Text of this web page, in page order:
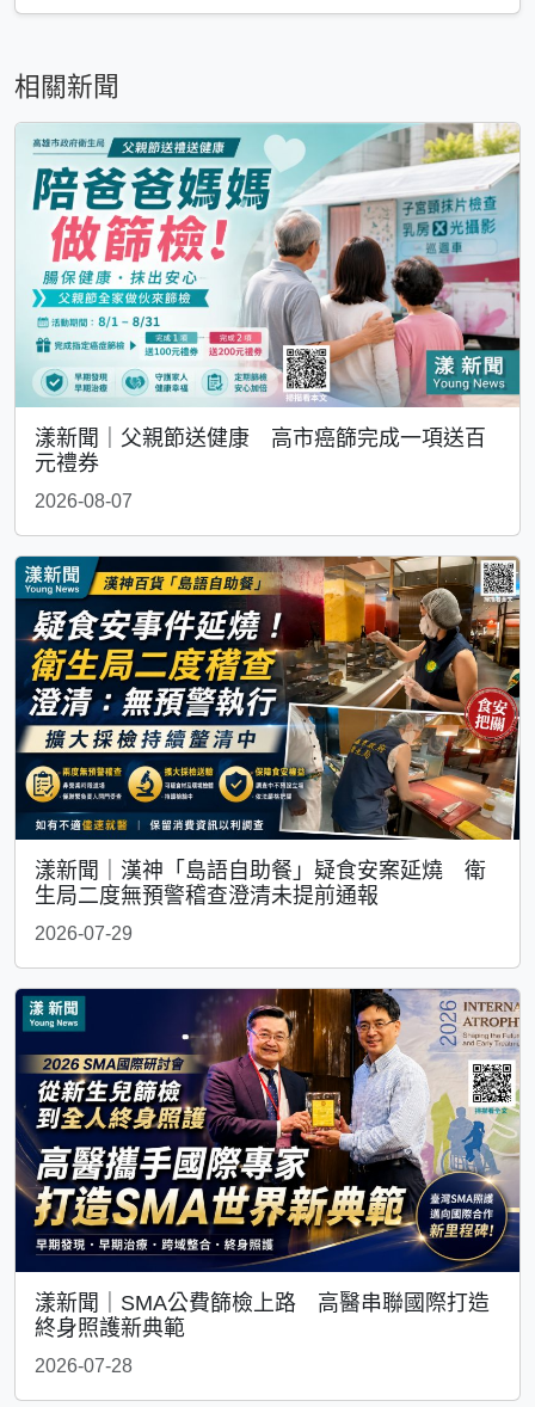
相關新聞
漾新聞｜父親節送健康 高市癌篩完成一項送百
元禮券
2026-08-07
漾新聞｜漢神「島語自助餐」疑食安案延燒 衛
生局二度無預警稽查澄清未提前通報
2026-07-29
漾新聞｜SMA公費篩檢上路 高醫串聯國際打造
終身照護新典範
2026-07-28